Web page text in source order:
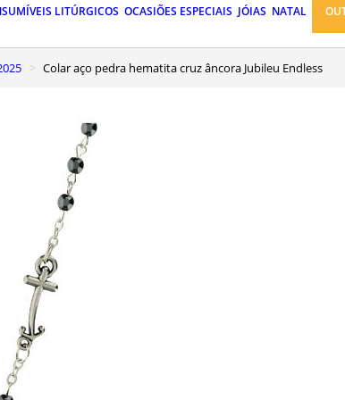
LITÚRGICOS OCASIÕES ESPECIAIS JÓIAS NATAL
Colar aço pedra hematita cruz âncora Jubileu Endless